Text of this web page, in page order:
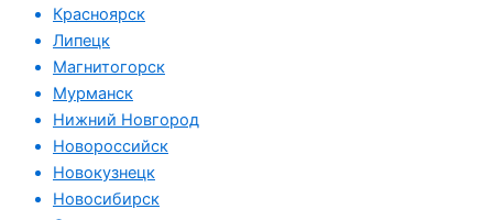
Красноярск
Липецк
Магнитогорск
Мурманск
Нижний Новгород
Новороссийск
Новокузнецк
Новосибирск